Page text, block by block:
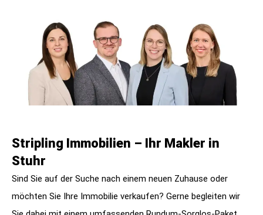
Stripling Immobilien – Ihr Makler in
Stuhr
Sind Sie auf der Suche nach einem neuen Zuhause oder
möchten Sie Ihre Immobilie verkaufen? Gerne begleiten wir